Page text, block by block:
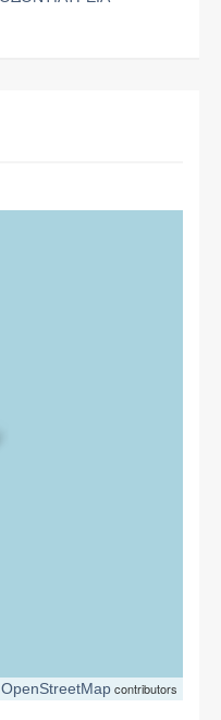
OpenStreetMapcontributors